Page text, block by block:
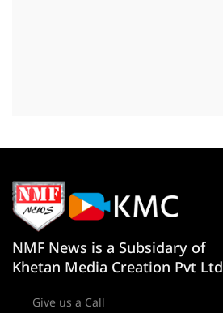
NMF News is a Subsidary of
Khetan Media Creation Pvt Ltd
Give us a Call